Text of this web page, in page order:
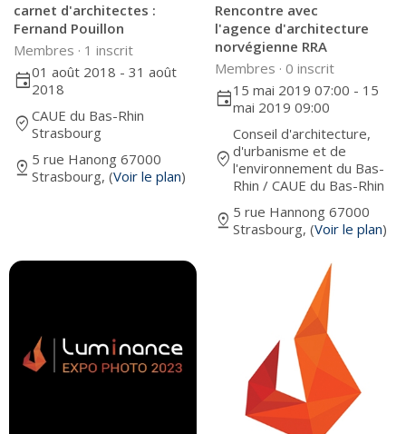
carnet d'architectes :
Fernand Pouillon
Membres · 1 inscrit
event01 août 2018 - 31 août
2018
where_to_vote CAUE du Bas-Rhin
Strasbourg
pin_drop 5 rue Hanong 67000
Strasbourg, (Voir le plan)
Rencontre avec
l'agence d'architecture
norvégienne RRA
Membres · 0 inscrit
event15 mai 2019 07:00 - 15
mai 2019 09:00
where_to_vote
Conseil d'architecture,
d'urbanisme et de
l'environnement du Bas-
Rhin / CAUE du Bas-Rhin
pin_drop 5 rue Hannong 67000
Strasbourg, (Voir le plan)